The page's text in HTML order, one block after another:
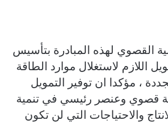
القصوي لهذه المبادرة بتأسيس
اللازم لاستغلال موارد الطاقة
، مؤكدا ان توفير التمويل
قصوي وعنصر رئيسي في تنمية
والاحتياجات التي لن تكون